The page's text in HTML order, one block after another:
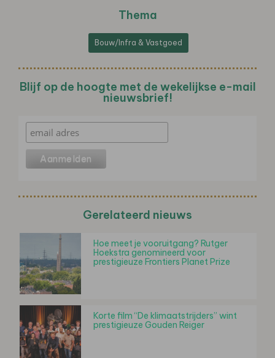
Thema
Bouw/Infra & Vastgoed
Blijf op de hoogte met de wekelijkse e-mail
nieuwsbrief!
Gerelateerd nieuws
Hoe meet je vooruitgang? Rutger
Hoekstra genomineerd voor
prestigieuze Frontiers Planet Prize
Korte film “De klimaatstrijders” wint
prestigieuze Gouden Reiger